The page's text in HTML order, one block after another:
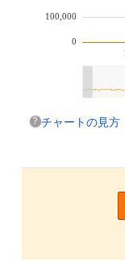
0
100,000
チャートの見方